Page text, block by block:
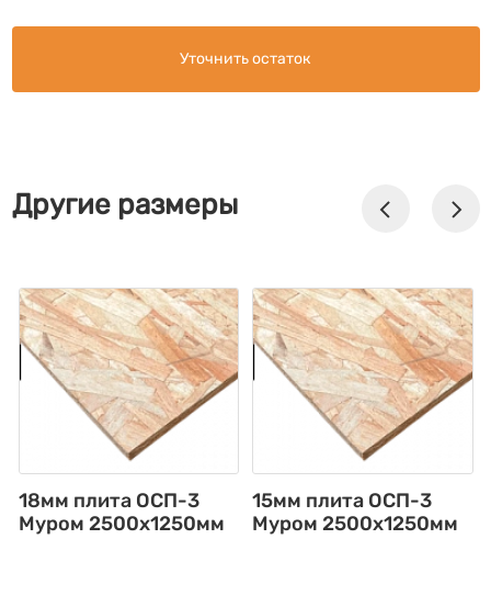
Уточнить остаток
Другие размеры
18мм плита ОСП-3
Муром 2500х1250мм
15мм плита ОСП-3
Муром 2500х1250мм